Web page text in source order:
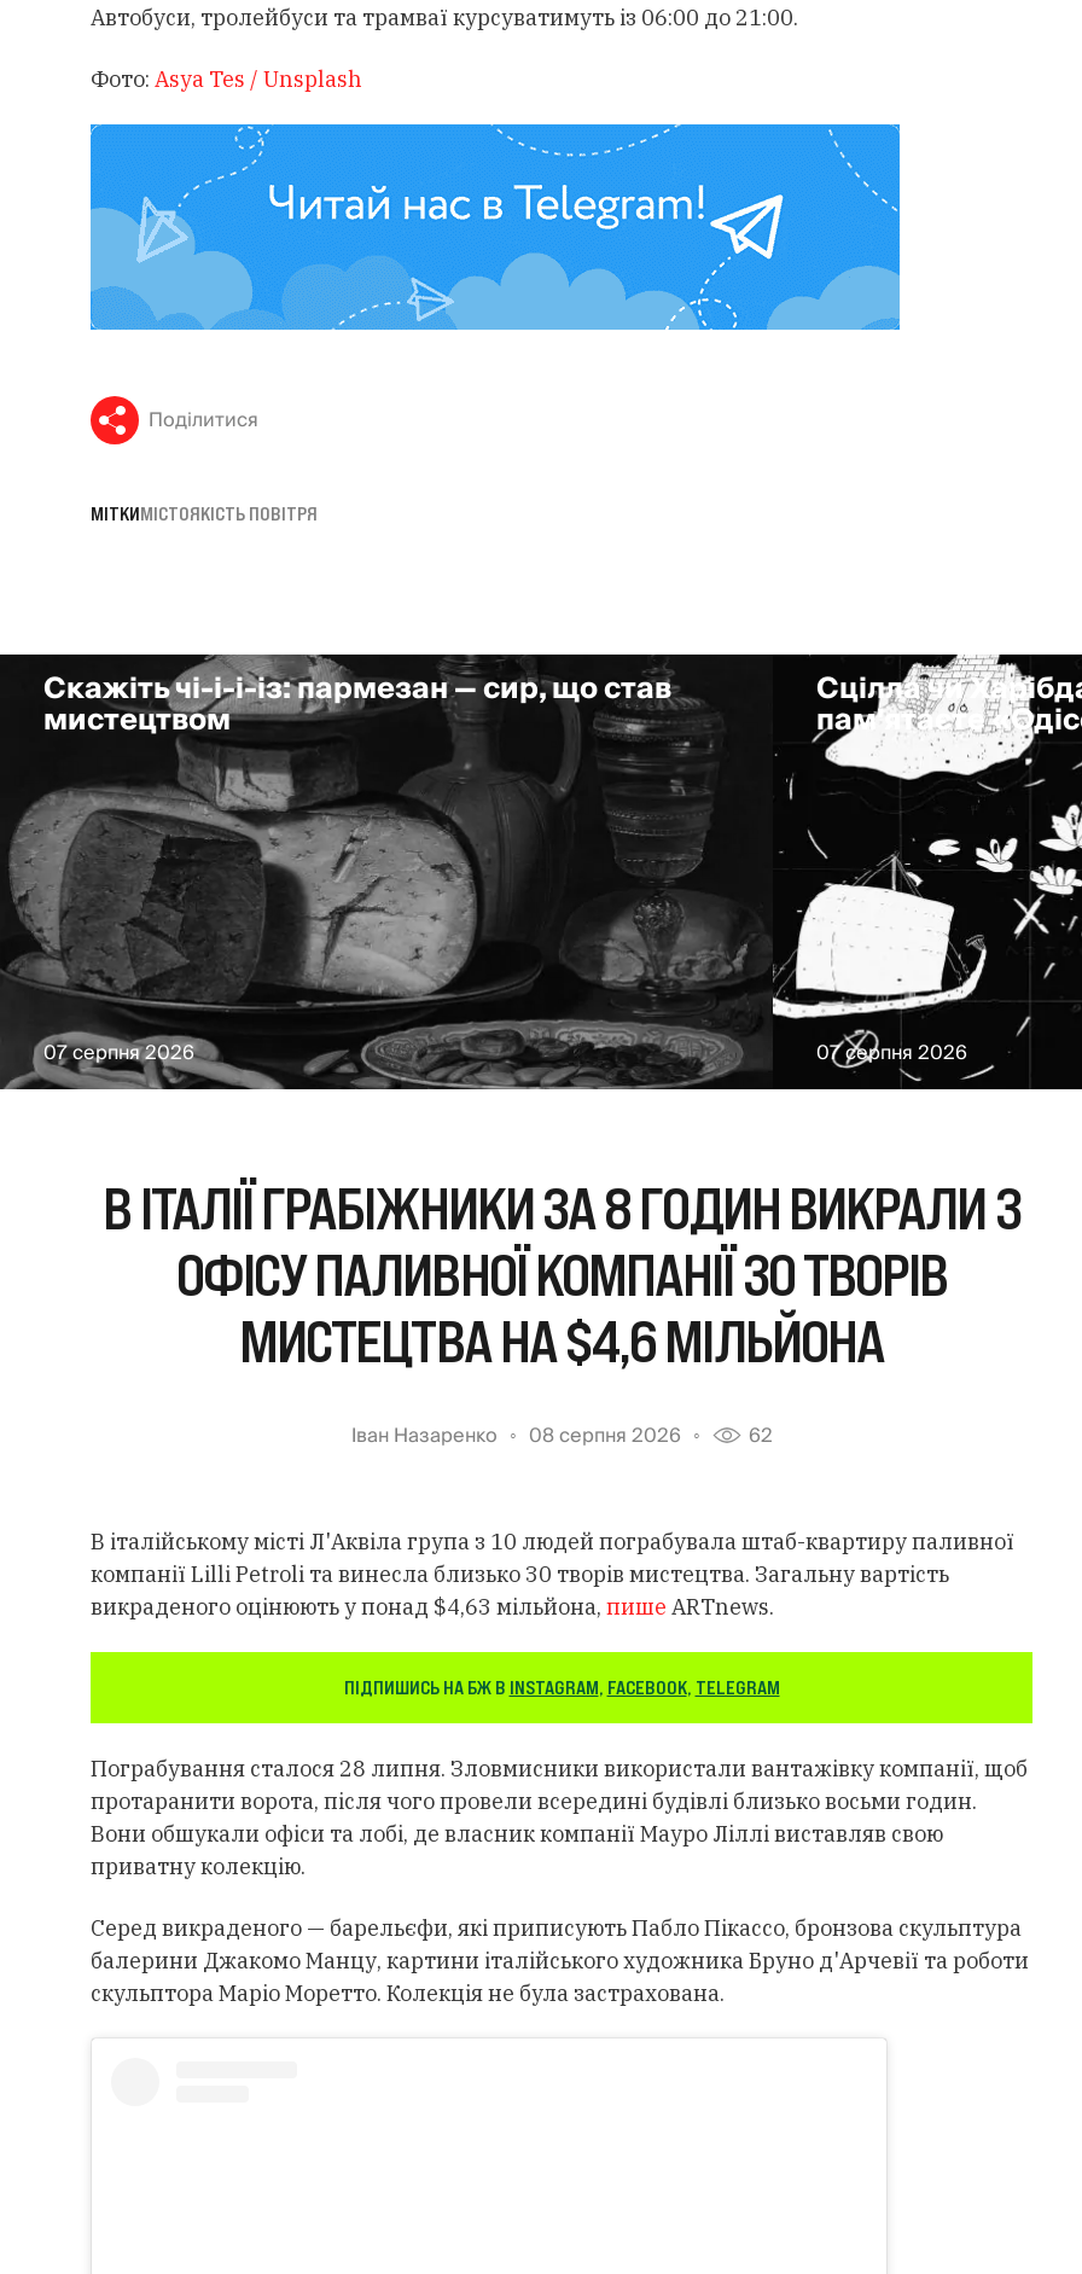
Автобуси, тролейбуси та трамваї курсуватимуть із 06:00 до 21:00.
Фото: Asya Tes / Unsplash
Поділитися
МІТКИМІСТОЯКІСТЬ ПОВІТРЯ
Скажіть чі-і-і-із: пармезан — сир, що став
мистецтвом
07 серпня 2026
Сцілла чи
пам'ятаєте
07 серпня 2026
В ІТАЛІЇ ГРАБІЖНИКИ ЗА 8 ГОДИН ВИКРАЛИ З
ОФІСУ ПАЛИВНОЇ КОМПАНІЇ 30 ТВОРІВ
МИСТЕЦТВА НА $4,6 МІЛЬЙОНА
Іван Назаренко 08 серпня 2026 62
В італійському місті Л'Аквіла група з 10 людей пограбувала штаб-квартиру паливної
компанії Lilli Petroli та винесла близько 30 творів мистецтва. Загальну вартість
викраденого оцінюють у понад $4,63 мільйона, пише ARTnews.
ПІДПИШИСЬ НА БЖ В INSTAGRAM, FACEBOOK, TELEGRAM
Пограбування сталося 28 липня. Зловмисники використали вантажівку компанії, щоб
протаранити ворота, після чого провели всередині будівлі близько восьми годин.
Вони обшукали офіси та лобі, де власник компанії Мауро Ліллі виставляв свою
приватну колекцію.
Серед викраденого — барельєфи, які приписують Пабло Пікассо, бронзова скульптура
балерини Джакомо Манцу, картини італійського художника Бруно д'Арчевії та роботи
скульптора Маріо Моретто. Колекція не була застрахована.